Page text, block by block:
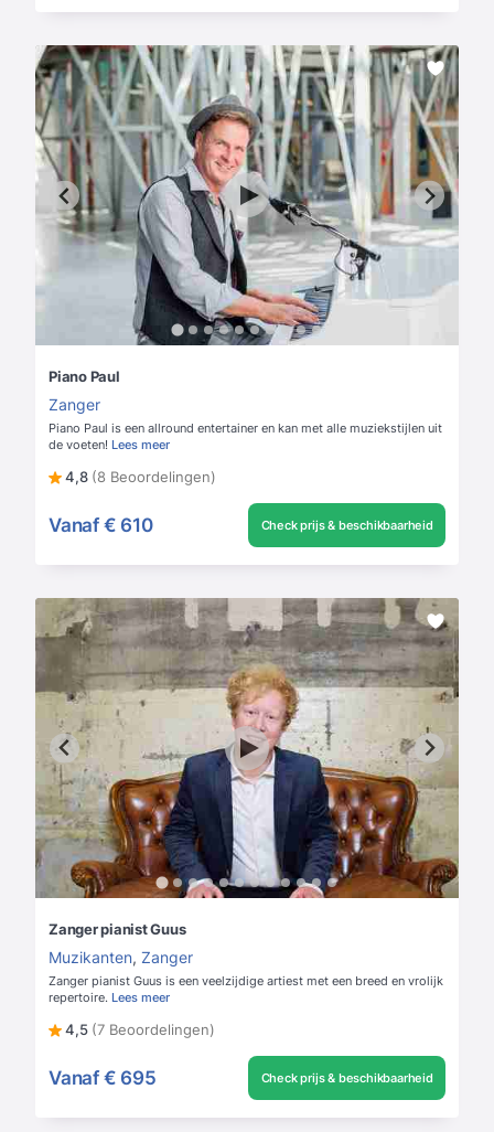
Piano Paul
Zanger
Piano Paul is een allround entertainer en kan met alle muziekstijlen uit
de voeten! Lees meer
4,8 (8 Beoordelingen)
Vanaf € 610 Check prijs & beschikbaarheid
Zanger pianist Guus
Muzikanten, Zanger
Zanger pianist Guus is een veelzijdige artiest met een breed en vrolijk
repertoire. Lees meer
4,5 (7 Beoordelingen)
Vanaf € 695 Check prijs & beschikbaarheid